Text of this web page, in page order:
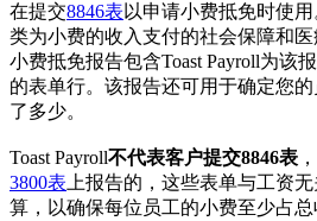
在提交8846表 以申请小费抵免时使
类为小费的收入支付的社会保障和
小费抵免报告包含Toast Payroll为该
的表单行。该报告还可用于确定您
了多少。
Toast Payroll不代表客户提交8846表
3800表 上报告的，这些表单与工资
算，以确保每位员工的小费至少占